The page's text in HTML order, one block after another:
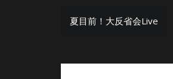
投
夏目前！大反省会Live